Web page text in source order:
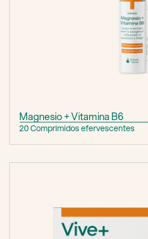
Magnesio + Vitamina B6
20 Comprimidos efervescentes